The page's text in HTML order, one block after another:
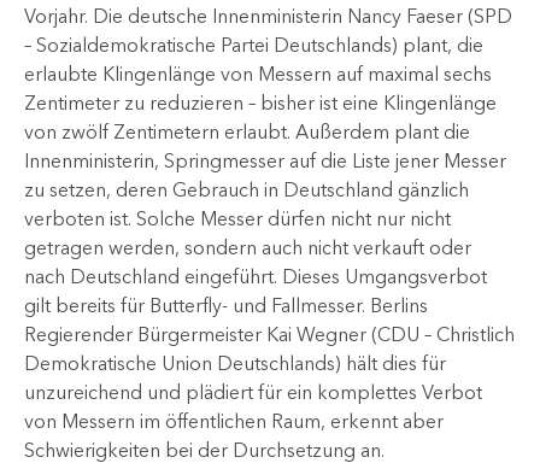
Vorjahr. Die deutsche Innenministerin Nancy Faeser (SPD
– Sozialdemokratische Partei Deutschlands) plant, die
erlaubte Klingenlänge von Messern auf maximal sechs
Zentimeter zu reduzieren – bisher ist eine Klingenlänge
von zwölf Zentimetern erlaubt. Außerdem plant die
Innenministerin, Springmesser auf die Liste jener Messer
zu setzen, deren Gebrauch in Deutschland gänzlich
verboten ist. Solche Messer​ dürfen nicht nur nicht
getragen werden, sondern auch nicht verkauft oder
nach Deutschland eingeführt. Dieses Umgangsverbot
gilt bereits für Butterfly- und Fallmesser. Berlins
Regierender Bürgermeister Kai Wegner (CDU – Christlich
Demokratische Union Deutschlands) hält dies für
unzureichend und plädiert für ein komplettes Verbot
von Messern im öffentlichen Raum, erkennt aber
Schwierigkeiten bei der Durchsetzung an.​​